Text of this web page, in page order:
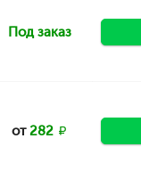
Под заказ
от282